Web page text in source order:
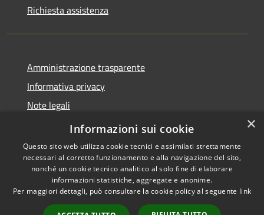
Richiesta assistenza
Amministrazione trasparente
Informativa privacy
Note legali
Dichiarazione di accessibilità
Accessibilità
Copyright © 2026 • Comune di
Loculi • Powered by
Municipium• Accesso
×
Informazioni sui cookie
Questo sito web utilizza cookie tecnici e assimilati strettamente
necessari al corretto funzionamento e alla navigazione del sito,
nonché un cookie tecnico analitico al solo fine di elaborare
informazioni statistiche, aggregate e anonime.
Per maggiori dettagli, può consultare la cookie policy al seguente link